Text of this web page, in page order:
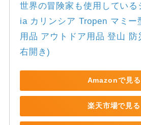
世界の冒険家も使用してい
ia カリンシア Tropen マミ
用品 アウトドア用品 登山
右開き)
Amazonで見る
楽天市場で見る